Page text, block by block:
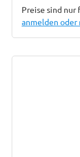
Preise sind
anmelden